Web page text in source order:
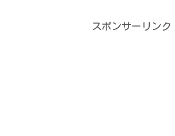
スポンサーリンク